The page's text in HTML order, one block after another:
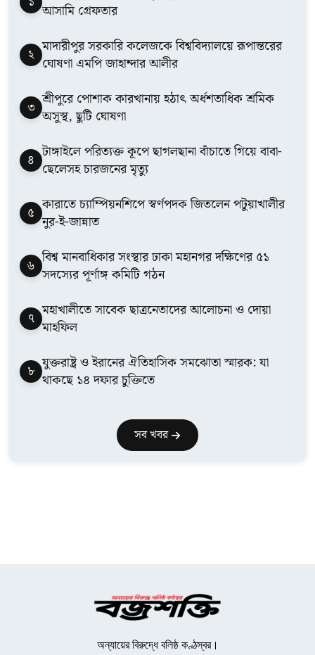
আসামি গ্রেফতার
২ মাদারীপুর সরকারি কলেজকে বিশ্ববিদ্যালয়ে রূপান্তরের
ঘোষণা এমপি জাহান্দার আলীর
৩ শ্রীপুরে পোশাক কারখানায় হঠাৎ অর্ধশতাধিক শ্রমিক
অসুস্থ, ছুটি ঘোষণা
৪ টাঙ্গাইলে পরিত্যক্ত কূপে ছাগলছানা বাঁচাতে গিয়ে বাবা-
ছেলেসহ চারজনের মৃত্যু
৫ কারাতে চ্যাম্পিয়নশিপে স্বর্ণপদক জিতলেন পটুয়াখালীর
নুর-ই-জান্নাত
৬ বিশ্ব মানবাধিকার সংস্থার ঢাকা মহানগর দক্ষিণের ৫১
সদস্যের পূর্ণাঙ্গ কমিটি গঠন
৭ মহাখালীতে সাবেক ছাত্রনেতাদের আলোচনা ও দোয়া
মাহফিল
৮ যুক্তরাষ্ট্র ও ইরানের ঐতিহাসিক সমঝোতা স্মারক: যা
থাকছে ১৪ দফার চুক্তিতে
সব খবর
অন্যায়ের বিরুদ্ধে বলিষ্ঠ কণ্ঠস্বর।